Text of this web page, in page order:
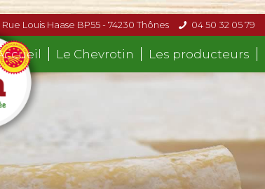
Louis Haase BP55 - 74230 Thônes 04 50 32 05 79
Le Chevrotin Les producteurs